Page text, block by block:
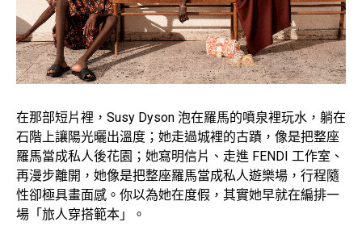
在那部短片裡，Susy Dyson 泡在羅馬的噴泉裡玩水，躺在
石階上讓陽光曬出溫度；她走過城裡的古蹟，像是把整座
羅馬當成私人後花園；她寫明信片、走進 FENDI 工作室、
再漫步離開，她像是把整座羅馬當成私人遊樂場，行程隨
性卻極具畫面感。你以為她在度假，其實她早就在編排一
場「旅人穿搭範本」。